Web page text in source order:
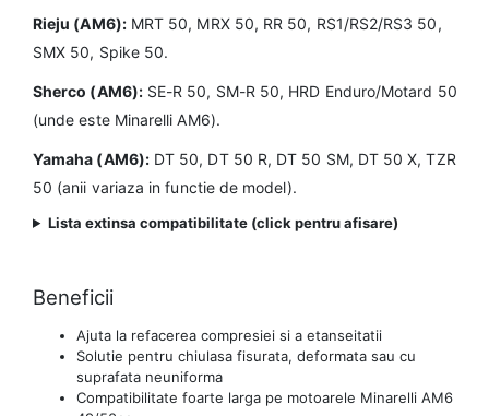
Rieju (AM6):MRT 50, MRX 50, RR 50, RS1/RS2/RS3 50,
SMX 50, Spike 50.
Sherco (AM6):SE-R 50, SM-R 50, HRD Enduro/Motard 50
(unde este Minarelli AM6).
Yamaha (AM6):DT 50, DT 50 R, DT 50 SM, DT 50 X, TZR
50 (anii variaza in functie de model).
Lista extinsa compatibilitate (click pentru afisare)
Beneficii
Ajuta la refacerea compresiei si a etanseitatii
Solutie pentru chiulasa fisurata, deformata sau cu
suprafata neuniforma
Compatibilitate foarte larga pe motoarele Minarelli AM6